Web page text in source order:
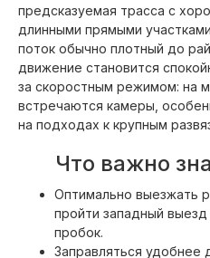
предсказуемая трасса с
длинными прямыми
поток обычно плотный до
движение становится
за скоростным режимом: на
встречаются камеры,
на подходах к крупным
Что важно
Оптимально выезжать
пройти западный
пробок.
Заправляться удобнее